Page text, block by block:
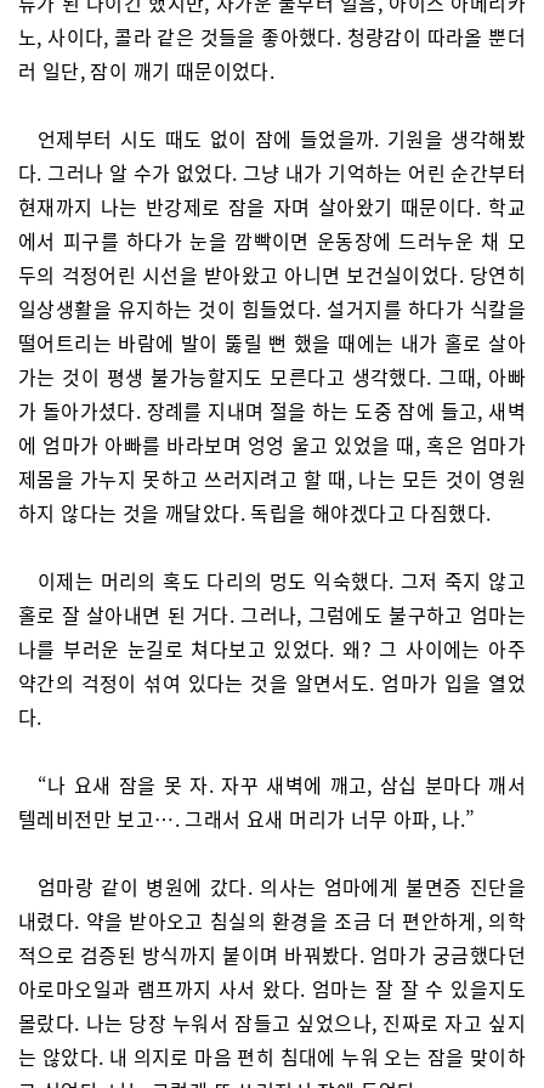
노, 사이다, 콜라 같은 것들을 좋아했다. 청량감이 따라올 뿐더
러 일단, 잠이 깨기 때문이었다.
언제부터 시도 때도 없이 잠에 들었을까. 기원을 생각해봤
다. 그러나 알 수가 없었다. 그냥 내가 기억하는 어린 순간부터
현재까지 나는 반강제로 잠을 자며 살아왔기 때문이다. 학교
에서 피구를 하다가 눈을 깜빡이면 운동장에 드러누운 채 모
두의 걱정어린 시선을 받아왔고 아니면 보건실이었다. 당연히
일상생활을 유지하는 것이 힘들었다. 설거지를 하다가 식칼을
떨어트리는 바람에 발이 뚫릴 뻔 했을 때에는 내가 홀로 살아
가는 것이 평생 불가능할지도 모른다고 생각했다. 그때, 아빠
가 돌아가셨다. 장례를 지내며 절을 하는 도중 잠에 들고, 새벽
에 엄마가 아빠를 바라보며 엉엉 울고 있었을 때, 혹은 엄마가
제몸을 가누지 못하고 쓰러지려고 할 때, 나는 모든 것이 영원
하지 않다는 것을 깨달았다. 독립을 해야겠다고 다짐했다.
이제는 머리의 혹도 다리의 멍도 익숙했다. 그저 죽지 않고
홀로 잘 살아내면 된 거다. 그러나, 그럼에도 불구하고 엄마는
나를 부러운 눈길로 쳐다보고 있었다. 왜? 그 사이에는 아주
약간의 걱정이 섞여 있다는 것을 알면서도. 엄마가 입을 열었
다.
“나 요새 잠을 못 자. 자꾸 새벽에 깨고, 삼십 분마다 깨서
텔레비전만 보고…. 그래서 요새 머리가 너무 아파, 나.”
엄마랑 같이 병원에 갔다. 의사는 엄마에게 불면증 진단을
내렸다. 약을 받아오고 침실의 환경을 조금 더 편안하게, 의학
적으로 검증된 방식까지 붙이며 바꿔봤다. 엄마가 궁금했다던
아로마오일과 램프까지 사서 왔다. 엄마는 잘 잘 수 있을지도
몰랐다. 나는 당장 누워서 잠들고 싶었으나, 진짜로 자고 싶지
는 않았다. 내 의지로 마음 편히 침대에 누워 오는 잠을 맞이하